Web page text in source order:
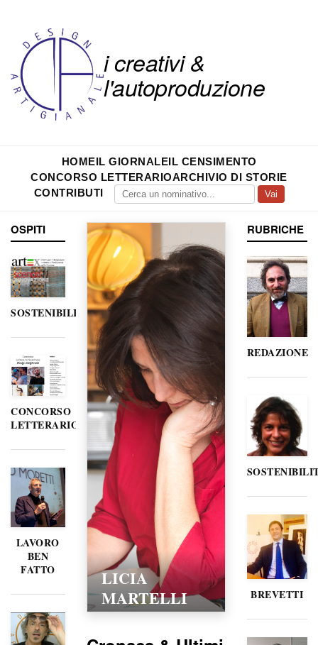
i creativi &
l'autoproduzione
HOMEIL GIORNALEIL CENSIMENTO
CONCORSO LETTERARIOARCHIVIO DI STORIE
CONTRIBUTI
Vai
OSPITI
SOSTENIBILITÀ
CONCORSO
LETTERARIO
LAVORO
BEN
FATTO
LICIA
MARTELLI
RUBRICHE
REDAZIONE
BREVETTI